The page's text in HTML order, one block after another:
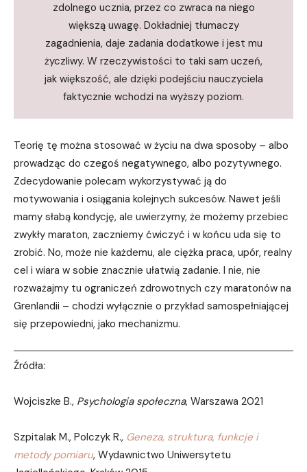
zdolnego ucznia, przez co zwraca na niego
większą uwagę. Dokładniej tłumaczy
zagadnienia, daje zadania dodatkowe i jest mu
życzliwy. W rzeczywistości to taki sam uczeń,
jak większość, ale dzięki podejściu nauczyciela
faktycznie wchodzi na wyższy poziom.
Teorię tę można stosować w życiu na dwa sposoby – albo
prowadząc do czegoś negatywnego, albo pozytywnego.
Zdecydowanie polecam wykorzystywać ją do
motywowania i osiągania kolejnych sukcesów. Nawet jeśli
mamy słabą kondycję, ale uwierzymy, że możemy przebiec
zwykły maraton, zaczniemy ćwiczyć i w końcu uda się to
zrobić. No, może nie każdemu, ale ciężka praca, upór, realny
cel i wiara w sobie znacznie ułatwią zadanie. I nie, nie
rozważajmy tu ograniczeń zdrowotnych czy maratonów na
Grenlandii – chodzi wyłącznie o przykład samospełniającej
się przepowiedni, jako mechanizmu.
Źródła:
Wojciszke B., Psychologia społeczna, Warszawa 2021
Szpitalak M., Polczyk R., Geneza, struktura, funkcje i
metody pomiaru, Wydawnictwo Uniwersytetu